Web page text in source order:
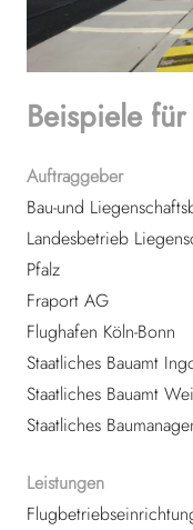
Beispiele
Auftraggeber
Bau-und
Landesbetrieb
Pfalz
Fraport AG
Flughafen Köln-Bonn
Staatliches Bauamt
Staatliches Bauamt
Staatliches
Leistungen